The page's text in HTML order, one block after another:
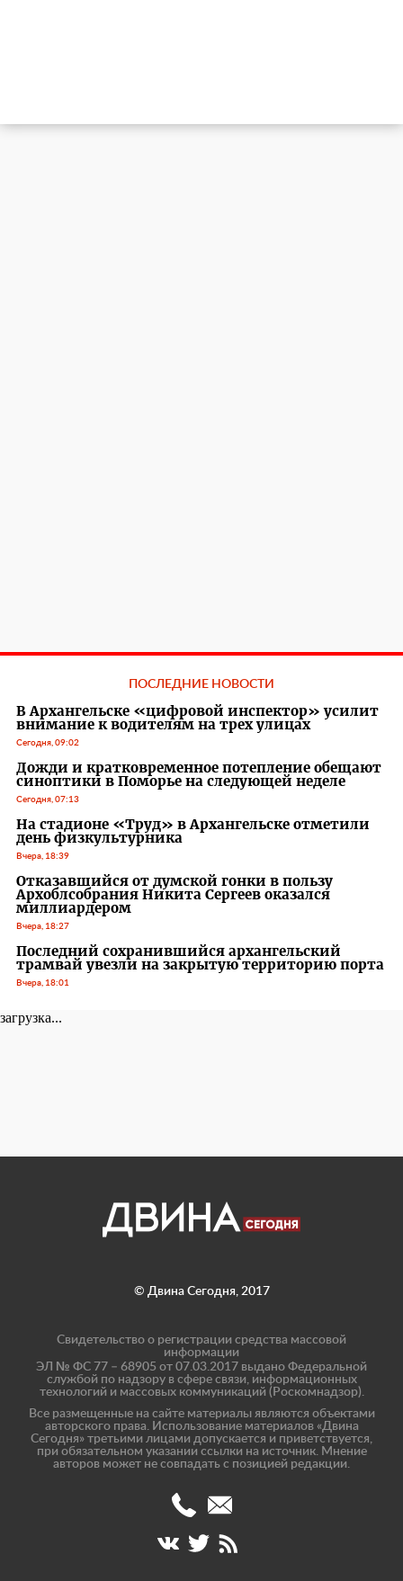
ПОСЛЕДНИЕ НОВОСТИ
В Архангельске «цифровой инспектор» усилит
внимание к водителям на трех улицах
Сегодня, 09:02
Дожди и кратковременное потепление обещают
синоптики в Поморье на следующей неделе
Сегодня, 07:13
На стадионе «Труд» в Архангельске отметили
день физкультурника
Вчера, 18:39
Отказавшийся от думской гонки в пользу
Архоблсобрания Никита Сергеев оказался
миллиардером
Вчера, 18:27
Последний сохранившийся архангельский
трамвай увезли на закрытую территорию порта
Вчера, 18:01
загрузка...
© Двина Сегодня, 2017
Свидетельство о регистрации средства массовой
информации
ЭЛ № ФС 77 – 68905 от 07.03.2017 выдано Федеральной
службой по надзору в сфере связи, информационных
технологий и массовых коммуникаций (Роскомнадзор).
Все размещенные на сайте материалы являются объектами
авторского права. Использование материалов «Двина
Сегодня» третьими лицами допускается и приветствуется,
при обязательном указании ссылки на источник. Мнение
авторов может не совпадать с позицией редакции.
(8182)
47-
40
info@dvinatoday.ru